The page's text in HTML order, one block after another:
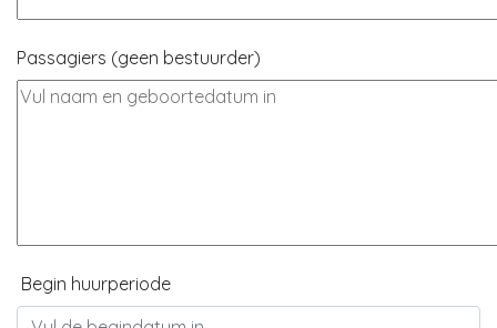
Passagiers (geen bestuurder)
Begin huurperiode